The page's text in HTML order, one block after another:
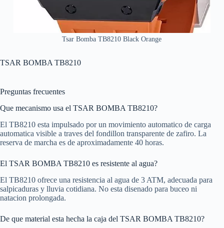
Tsar Bomba TB8210 Black Orange
TSAR BOMBA TB8210
Preguntas frecuentes
Que mecanismo usa el TSAR BOMBA TB8210?
El TB8210 esta impulsado por un movimiento automatico de carga
automatica visible a traves del fondillon transparente de zafiro. La
reserva de marcha es de aproximadamente 40 horas.
El TSAR BOMBA TB8210 es resistente al agua?
El TB8210 ofrece una resistencia al agua de 3 ATM, adecuada para
salpicaduras y lluvia cotidiana. No esta disenado para buceo ni
natacion prolongada.
De que material esta hecha la caja del TSAR BOMBA TB8210?